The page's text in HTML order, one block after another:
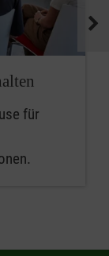
für